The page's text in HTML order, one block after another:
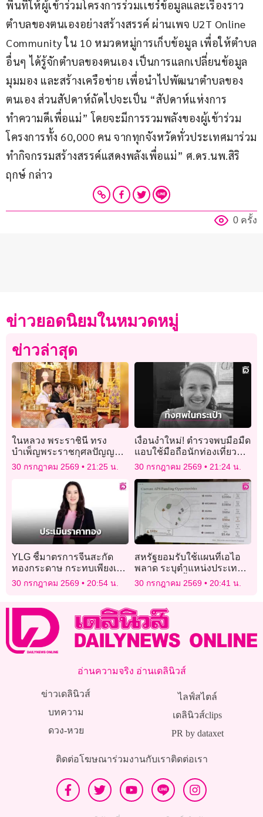
พื้นที่ให้ผู้เข้าร่วมโครงการร่วมเเชร์ข้อมูลและเรื่องราว
ตำบลของตนเองอย่างสร้างสรรค์ ผ่านเพจ U2T Online
Community ใน 10 หมวดหมู่การเก็บข้อมูล เพื่อให้ตำบล
อื่นๆ ได้รู้จักตำบลของตนเอง เป็นการแลกเปลี่ยนข้อมูล
มุมมอง และสร้างเครือข่าย เพื่อนำไปพัฒนาตำบลของ
ตนเอง ส่วนสัปดาห์ถัดไปจะเป็น “สัปดาห์แห่งการ
ทำความดีเพื่อแม่” โดยจะมีการรวมพลังของผู้เข้าร่วม
โครงการทั้ง 60,000 คน จากทุกจังหวัดทั่วประเทศมาร่วม
ทำกิจกรรมสร้างสรรค์แสดงพลังเพื่อแม่” ศ.ดร.นพ.สิริ
ฤกษ์ กล่าว
0 ครั้ง
ข่าวยอดนิยมในหมวดหมู่
ข่าวล่าสุด
ในหลวง พระราชินี ทรง
บำเพ็ญพระราชกุศลปัญญา
สมวาร (50 วัน) พระราชทาน
พระศพ เจ้าฟ้าพัชรกิติยาภาฯ
30 กรกฎาคม 2569 21:25 น.
เงื่อนงำใหม่! ตำรวจพบมือมืด
แอบใช้มือถือนักท่องเที่ยว
สาว หลังถูกฆ่าหมกกระเป๋า
เดินทาง
30 กรกฎาคม 2569 21:24 น.
YLG ชี้มาตรการจีนสะกัด
ทองกระดาษ กระทบเพียงเล็ก
น้อย
30 กรกฎาคม 2569 20:54 น.
สหรัฐยอมรับใช้แผนที่เอไอ
พลาด ระบุตำแหน่งประเทศ
แอฟริกาผิดทั้งทวีป
30 กรกฎาคม 2569 20:41 น.
อ่านความจริง อ่านเดลินิวส์
ข่าวเดลินิวส์
บทความ
ดวง-หวย
ไลฟ์สไตล์
เดลินิวส์clips
PR by dataxet
ติดต่อโฆษณาร่วมงานกับเราติดต่อเรา